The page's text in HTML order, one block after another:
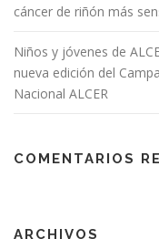
cáncer de riñón más
Niños y jóvenes de
nueva edición del
Nacional ALCER
COMENTARIOS
ARCHIVOS